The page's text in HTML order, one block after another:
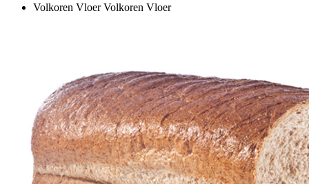
Volkoren Vloer Volkoren Vloer